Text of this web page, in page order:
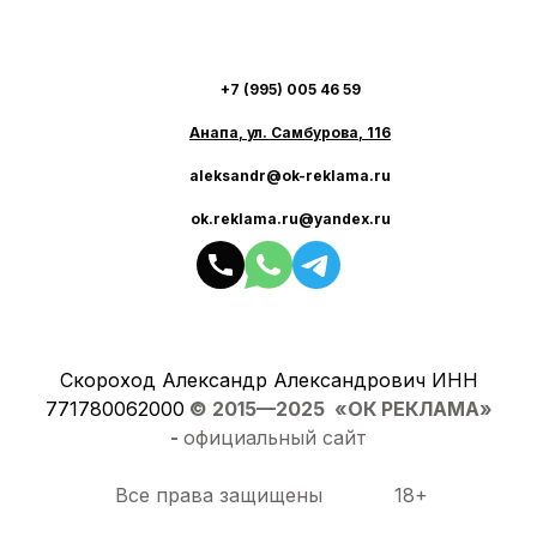
+7 (995) 005 46 59
Анапа, ул. Самбурова, 116
aleksandr@ok-reklama.ru
ok.reklama.ru@yandex.ru
Скороход Александр Александрович ИНН
771780062000 © 2015—2025 «ОК РЕКЛАМА»
- официальный сайт
Все права защищены 18+